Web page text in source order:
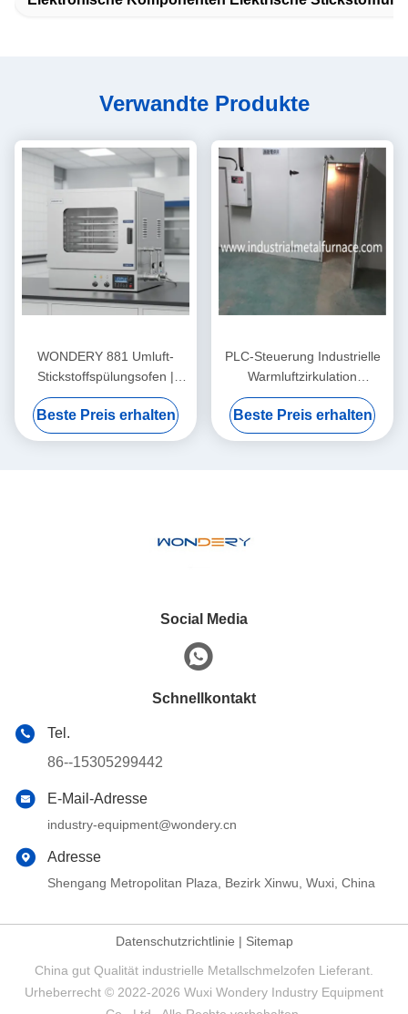
Verwandte Produkte
WONDERY 881 Umluft-
Stickstoffspülungsofen |
250°C Inertgas-
Trockenschrank für
sauerstofffreie Verarbeitung
Beste Preis erhalten
PLC-Steuerung Industrielle
Warmluftzirkulation
Elektrische Trocknerofen für
Trocknungsmaterialien
Beste Preis erhalten
Social Media
Schnellkontakt
Tel.
86--15305299442
E-Mail-Adresse
industry-equipment@wondery.cn
Adresse
Shengang Metropolitan Plaza, Bezirk Xinwu, Wuxi, China
Datenschutzrichtlinie | Sitemap
China gut Qualität industrielle Metallschmelzofen Lieferant.
Urheberrecht © 2022-2026 Wuxi Wondery Industry Equipment